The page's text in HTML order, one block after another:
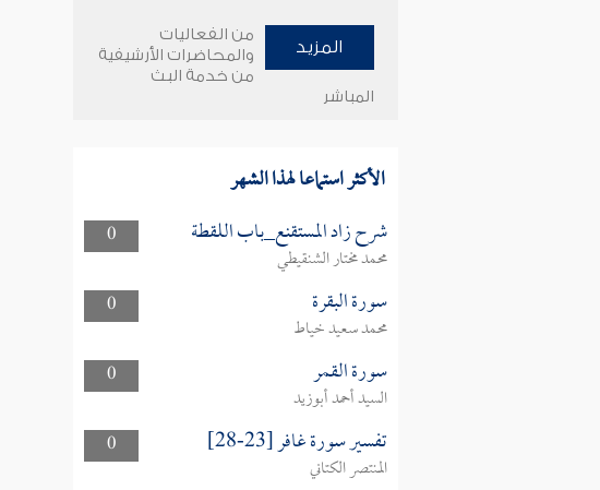
المزيد
من الفعاليات
والمحاضرات الأرشيفية
من خدمة البث
المباشر
الأكثر استماعا لهذا الشهر
0 شرح زاد المستقنع_باب اللقطة
محمد مختار الشنقيطي
0
سورة البقرة
محمد سعيد خياط
0
سورة القمر
السيد أحمد أبوزيد
0
تفسير سورة غافر [23-28]
المنتصر الكتاني